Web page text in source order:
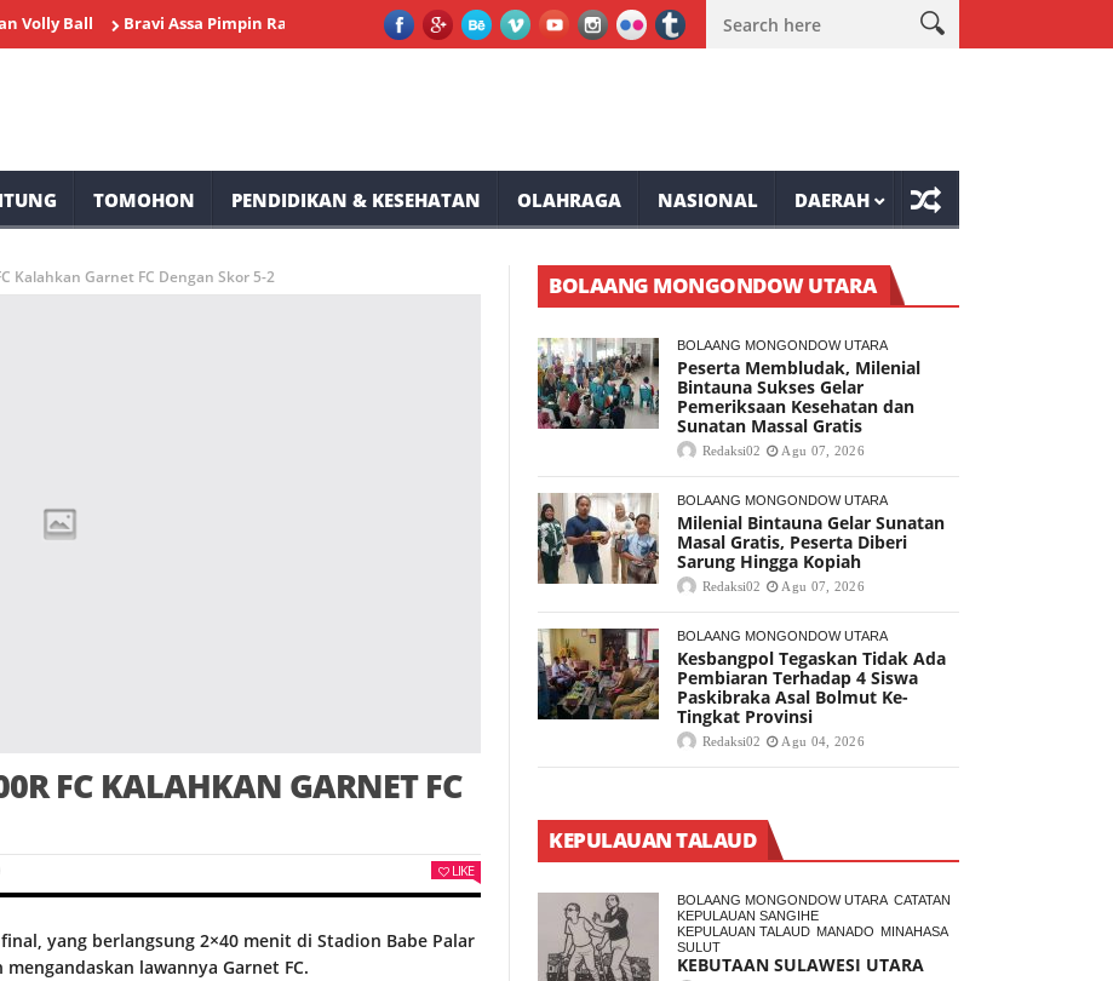
Bravi Assa Pimpin Rapat Perdana Panitia Pesparawi dan Baca Mazmur PKB GMIM SSS Kawangkoan RD–VaSung Hadiri TIFF 2026,
TOMOHON PENDIDIKAN & KESEHATAN OLAHRAGA NASIONAL DAERAH
Kalahkan Garnet FC Dengan Skor 5-2
FC KALAHKAN GARNET FC
LIKE
yang berlangsung 2×40 menit di Stadion Babe Palar
lawannya Garnet FC.
BOLAANG MONGONDOW UTARA
BOLAANG MONGONDOW UTARA
Peserta Membludak, Milenial
Bintauna Sukses Gelar
Pemeriksaan Kesehatan dan
Sunatan Massal Gratis
Redaksi02 Agu 07, 2026
BOLAANG MONGONDOW UTARA
Milenial Bintauna Gelar Sunatan
Masal Gratis, Peserta Diberi
Sarung Hingga Kopiah
Redaksi02 Agu 07, 2026
BOLAANG MONGONDOW UTARA
Kesbangpol Tegaskan Tidak Ada
Pembiaran Terhadap 4 Siswa
Paskibraka Asal Bolmut Ke-
Tingkat Provinsi
Redaksi02 Agu 04, 2026
KEPULAUAN TALAUD
BOLAANG MONGONDOW UTARA CATATAN
KEPULAUAN SANGIHE
KEPULAUAN TALAUD MANADO MINAHASA
SULUT
KEBUTAAN SULAWESI UTARA